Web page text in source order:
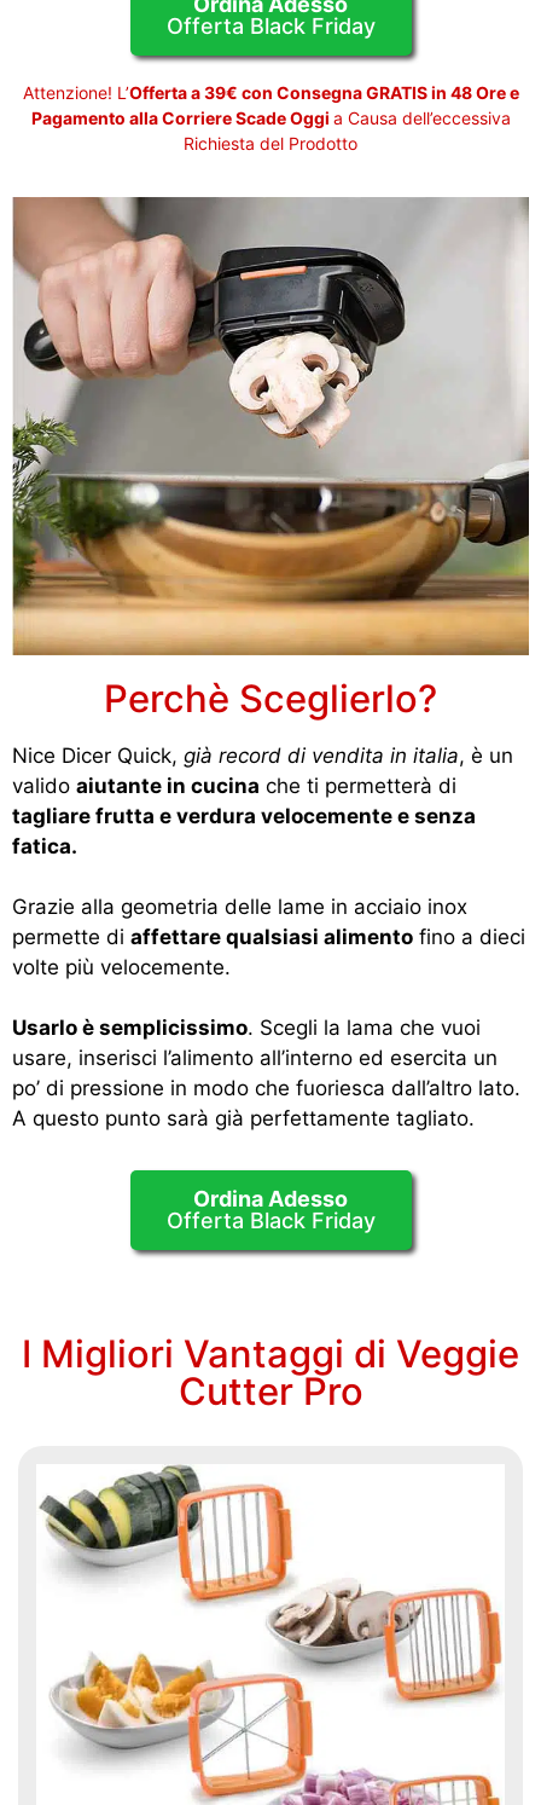
Offerta Black Friday
Attenzione! L’Offerta a 39€ con Consegna GRATIS in 48 Ore e
Pagamento alla Corriere Scade Oggi a Causa dell’eccessiva
Richiesta del Prodotto
Perchè Sceglierlo?
Nice Dicer Quick, già record di vendita in italia, è un
valido aiutante in cucina che ti permetterà di
tagliare frutta e verdura velocemente e senza
fatica.
Grazie alla geometria delle lame in acciaio inox
permette di affettare qualsiasi alimento fino a dieci
volte più velocemente.
Usarlo è semplicissimo. Scegli la lama che vuoi
usare, inserisci l’alimento all’interno ed esercita un
po’ di pressione in modo che fuoriesca dall’altro lato.
A questo punto sarà già perfettamente tagliato.
Ordina Adesso
Offerta Black Friday
I Migliori Vantaggi di Veggie
Cutter Pro